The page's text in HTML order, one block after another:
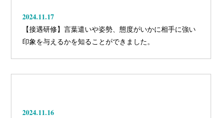
2024.11.17
【接遇研修】言葉遣いや姿勢、態度がいかに相手に強い
印象を与えるかを知ることができました。
2024.11.16